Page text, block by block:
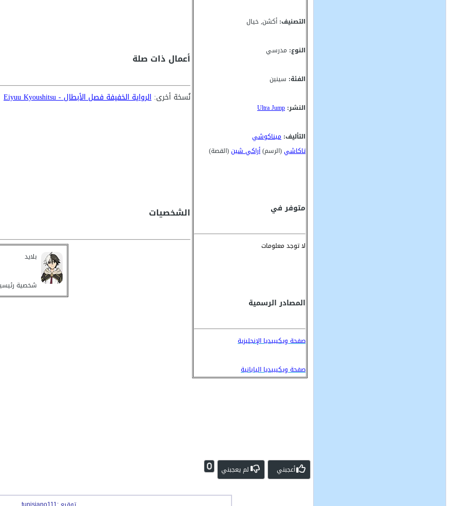
التصنيف: أكشن, خيال
النوع: مدرسي
الفئة: سينين
النشر: Ultra Jump
التأليف: ميناكوشي
تاكاشي(الرسم)أراكي شين(القصة)
متوفر في
لا توجد معلومات
المصادر الرسمية
صفحة ويكيبيديا الإنجليزية
صفحة ويكيبيديا اليابانية
أعمال ذات صلة
نُسخة أخرى: الرواية الخفيفة فصل الأبطال - Eiyuu Kyoushitsu
الشخصيات
بلايد
شخصية
أعجبني لم يعجبني 0